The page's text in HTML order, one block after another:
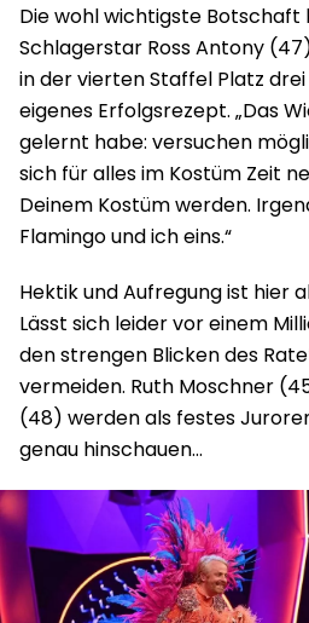
Die wohl wichtigste
Schlagerstar Ross Antony
in der vierten Staffel Platz
eigenes Erfolgsrezept. „Das
gelernt habe: versuchen
sich für alles im Kostüm Zeit
Deinem Kostüm werden.
Flamingo und ich eins.“
Hektik und Aufregung ist hier
Lässt sich leider vor einem
den strengen Blicken des
vermeiden. Ruth Moschner
(48) werden als festes
genau hinschauen…